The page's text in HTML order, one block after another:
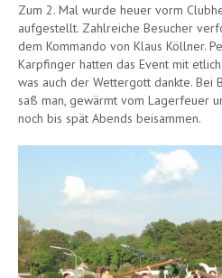
Zum 2. Mal wurde heuer vorm
aufgestellt. Zahlreiche Besucher
dem Kommando von Klaus Köllner.
Karpfinger hatten das Event mit
was auch der Wettergott dankte. Bei
saß man, gewärmt vom Lagerfeuer
noch bis spät Abends beisammen.